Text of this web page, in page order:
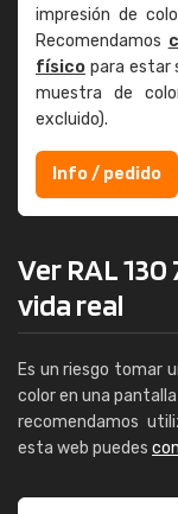
impresión de
Recomendamos
físico para estar
muestra de
excluido).
Info / pedido
Ver RAL
vida real
Es un riesgo tomar
color en una
recomendamos
esta web puedes